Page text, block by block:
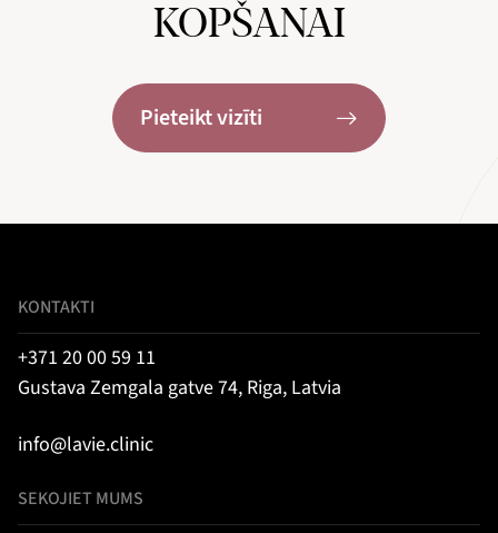
KOPŠANAI
Pieteikt vizīti
KONTAKTI
+371 20 00 59 11
Gustava Zemgala gatve 74, Riga, Latvia
info@lavie.clinic
SEKOJIET MUMS